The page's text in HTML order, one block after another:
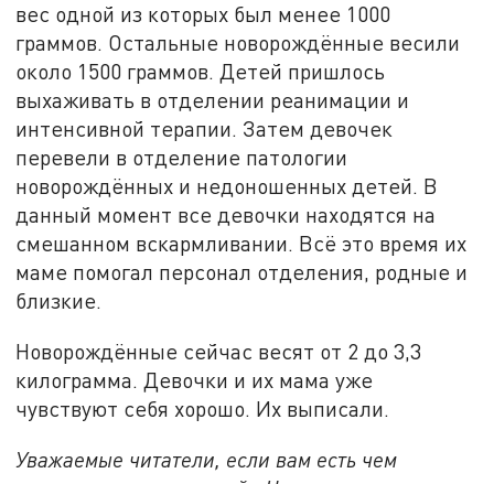
вес одной из которых был менее 1000
граммов. Остальные новорождённые весили
около 1500 граммов. Детей пришлось
выхаживать в отделении реанимации и
интенсивной терапии. Затем девочек
перевели в отделение патологии
новорождённых и недоношенных детей. В
данный момент все девочки находятся на
смешанном вскармливании. Всё это время их
маме помогал персонал отделения, родные и
близкие.
Новорождённые сейчас весят от 2 до 3,3
килограмма. Девочки и их мама уже
чувствуют себя хорошо. Их выписали.
Уважаемые читатели, если вам есть чем